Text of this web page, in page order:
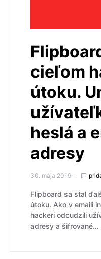
cieľom
útoku.
heslá a
adresy
30. mája 2019
Flipboard sa stal
útoku. Ako v emaili
hackeri odcudzili
adresy a šifrované…